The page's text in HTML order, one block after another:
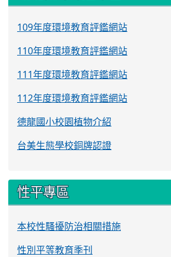
109年度環境教育評鑑網站
110年度環境教育評鑑網站
111年度環境教育評鑑網站
112年度環境教育評鑑網站
德龍國小校園植物介紹
台美生態學校銅牌認證
性平專區
本校性騷擾防治相關措施
性別平等教育季刊